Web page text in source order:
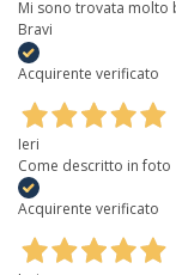
Mi sono trovata molto
Bravi
Acquirente verificato
Ieri
Come descritto in foto
Acquirente verificato